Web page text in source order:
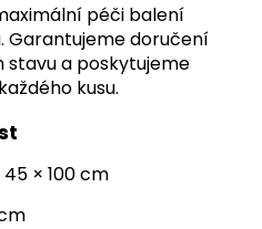
péči balení
Garantujeme doručení
stavu a poskytujeme
kusu.
45 × 100 cm